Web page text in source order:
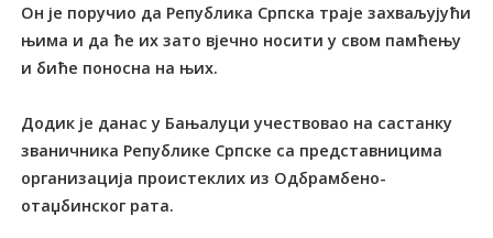
Он је поручио да Република Српска траје захваљујући
њима и да ће их зато вјечно носити у свом памћењу
и биће поносна на њих.
Додик је данас у Бањалуци учествовао на састанку
званичника Републике Српске са представницима
организација проистеклих из Одбрамбено-
отаџбинског рата.